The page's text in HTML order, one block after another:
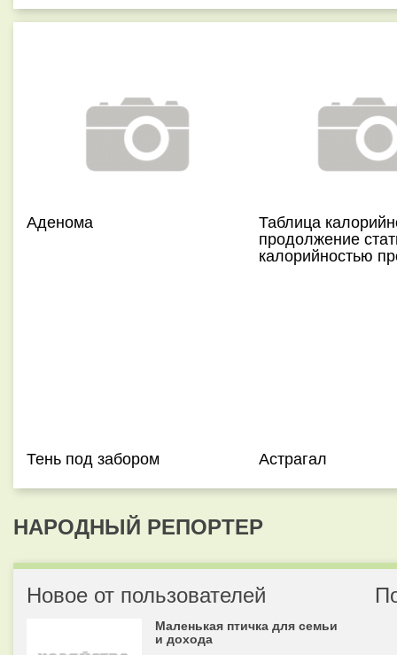
Аденома Таблица
продолжение
калорийностью
Тень под забором Астрагал
НАРОДНЫЙ РЕПОРТЕР
Новое от пользователей
Маленькая птичка для семьи
и дохода